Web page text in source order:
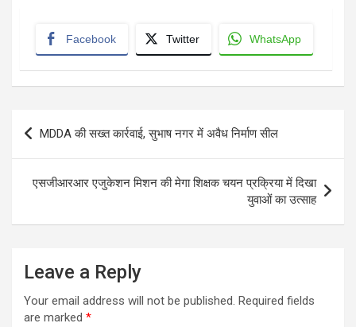
Facebook Twitter WhatsApp
Post
navigation
MDDA की सख्त कार्रवाई, सुभाष नगर में अवैध निर्माण सील
एसजीआरआर एजुकेशन मिशन की मेगा शिक्षक चयन प्रक्रिया में दिखा
युवाओं का उत्साह
Leave a Reply
Your email address will not be published. Required fields
are marked *